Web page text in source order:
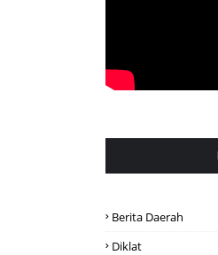
Berita Daerah
Diklat